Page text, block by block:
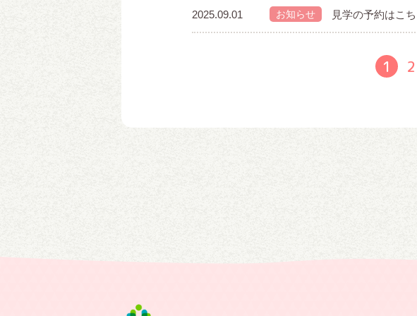
2025.09.01 お知らせ 見学の予約はこ
1 2